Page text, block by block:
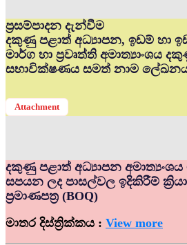
ප්‍රසම්පාදන දැන්වීම
දකුණු පළාත් අධ්‍යාපන, ඉඩම් හා
මාර්ග හා ප්‍රවෘත්ති අමාත්‍යාංශය
සභාවික්ෂණය සමත් නාම
Attachment
දකුණු පළාත් අධ්‍යාපන අමාත්‍යංශය
සපයන ලද පාසල්වල ඉදිකිරීම්
ප්‍රමාණපත්‍ර (BOQ)
මාතර දිස්ත්‍රික්කය : View more